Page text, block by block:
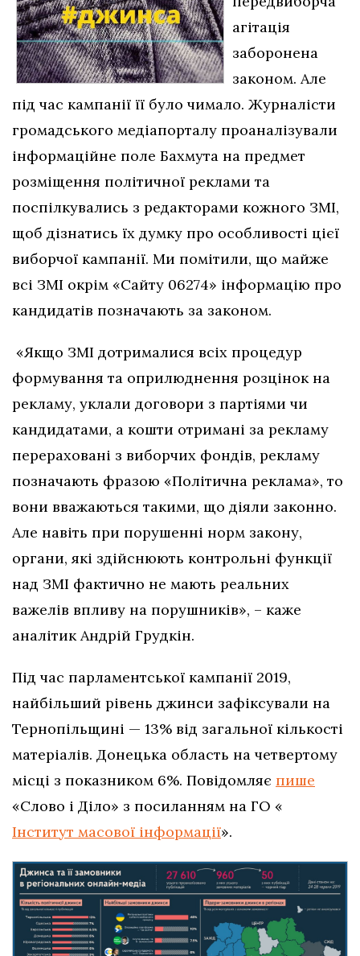
агітація
заборонена
законом. Але
під час кампанії її було чимало. Журналісти
громадського медіапорталу проаналізували
інформаційне поле Бахмута на предмет
розміщення політичної реклами та
поспілкувались з редакторами кожного ЗМІ,
щоб дізнатись їх думку про особливості цієї
виборчої кампанії. Ми помітили, що майже
всі ЗМІ окрім «Сайту 06274» інформацію про
кандидатів позначають за законом.
«Якщо ЗМІ дотрималися всіх процедур
формування та оприлюднення розцінок на
рекламу, уклали договори з партіями чи
кандидатами, а кошти отримані за рекламу
перераховані з виборчих фондів, рекламу
позначають фразою «Політична реклама», то
вони вважаються такими, що діяли законно.
Але навіть при порушенні норм закону,
органи, які здійснюють контрольні функції
над ЗМІ фактично не мають реальних
важелів впливу на порушників», – каже
аналітик Андрій Грудкін.
Під час парламентської кампанії 2019,
найбільший рівень джинси зафіксували на
Тернопільщині — 13% від загальної кількості
матеріалів. Донецька область на четвертому
місці з показником 6%. Повідомляє пише
«Слово і Діло» з посиланням на ГО «
Інститут масової інформації».